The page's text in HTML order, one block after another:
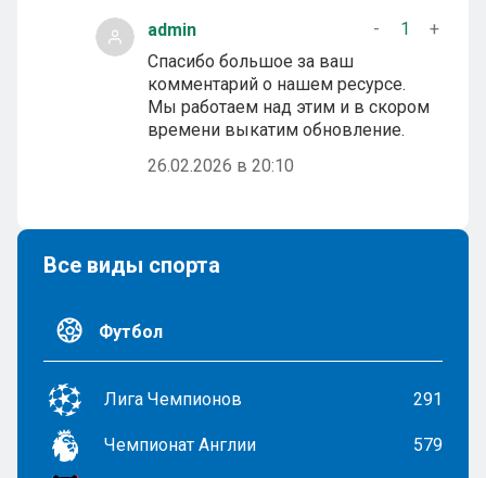
admin - 1
+
Спасибо большое за ваш
комментарий о нашем ресурсе.
Мы работаем над этим и в скором
времени выкатим обновление.
26.02.2026 в 20:10
Все виды спорта
Футбол
Лига Чемпионов 291
Чемпионат Англии 579